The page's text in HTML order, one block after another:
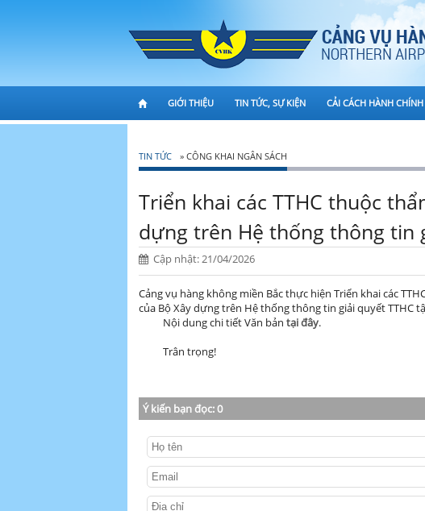
GIỚI THIỆU TIN TỨC, SỰ KIỆN CẢI CÁCH HÀNH CHÍNH
TIN TỨC » CÔNG KHAI NGÂN SÁCH
Triển khai các TTHC thuộc
dựng trên Hệ thống thông tin
Cập nhật: 21/04/2026
Cảng vụ hàng không miền Bắc thực hiện Triển khai các
của Bộ Xây dựng trên Hệ thống thông tin giải quyết TTHC
Nội dung chi tiết Văn bản tại đây.
Trân trọng!
Ý kiến bạn đọc:0